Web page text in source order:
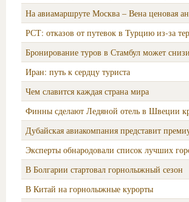
На авиамаршруте Москва – Вена ценовая
РСТ: отказов от путевок в Турцию из-за
Бронирование туров в Стамбул может
Иран: путь к сердцу туриста
Чем славится каждая страна мира
Финны сделают Ледяной отель в Швеции
Дубайская авиакомпания представит
Эксперты обнародовали список лучших
В Болгарии стартовал горнолыжный сезон
В Китай на горнолыжные курорты